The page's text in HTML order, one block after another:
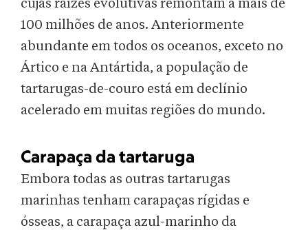
cujas raízes evolutivas remontam a mais de
100 milhões de anos. Anteriormente
abundante em todos os oceanos, exceto no
Ártico e na Antártida, a população de
tartarugas-de-couro está em declínio
acelerado em muitas regiões do mundo.
Carapaça da tartaruga
Embora todas as outras tartarugas
marinhas tenham carapaças rígidas e
ósseas, a carapaça azul-marinho da